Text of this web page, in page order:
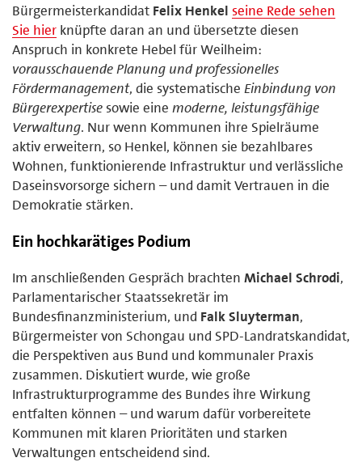
Bürgermeisterkandidat Felix Henkel seine Rede sehen
Sie hier knüpfte daran an und übersetzte diesen
Anspruch in konkrete Hebel für Weilheim:
vorausschauende Planung und professionelles
Fördermanagement, die systematische Einbindung von
Bürgerexpertise sowie eine moderne, leistungsfähige
Verwaltung. Nur wenn Kommunen ihre Spielräume
aktiv erweitern, so Henkel, können sie bezahlbares
Wohnen, funktionierende Infrastruktur und verlässliche
Daseinsvorsorge sichern – und damit Vertrauen in die
Demokratie stärken.
Ein hochkarätiges Podium
Im anschließenden Gespräch brachten Michael Schrodi,
Parlamentarischer Staatssekretär im
Bundesfinanzministerium, und Falk Sluyterman,
Bürgermeister von Schongau und SPD-Landratskandidat,
die Perspektiven aus Bund und kommunaler Praxis
zusammen. Diskutiert wurde, wie große
Infrastrukturprogramme des Bundes ihre Wirkung
entfalten können – und warum dafür vorbereitete
Kommunen mit klaren Prioritäten und starken
Verwaltungen entscheidend sind.